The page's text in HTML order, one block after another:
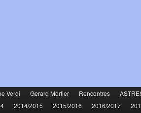
Verdi Gerard Mortier Rencontres
2014/2015 2015/2016 2016/2017